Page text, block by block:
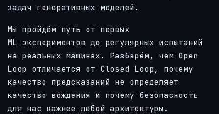
задач генеративных моделей.
Мы пройдём путь от первых
ML‑экспериментов до регулярных испытаний
на реальных машинах. Разберём, чем Open
Loop отличается от Closed Loop, почему
качество предсказаний не определяет
качество вождения и почему безопасность
для нас важнее любой архитектуры.